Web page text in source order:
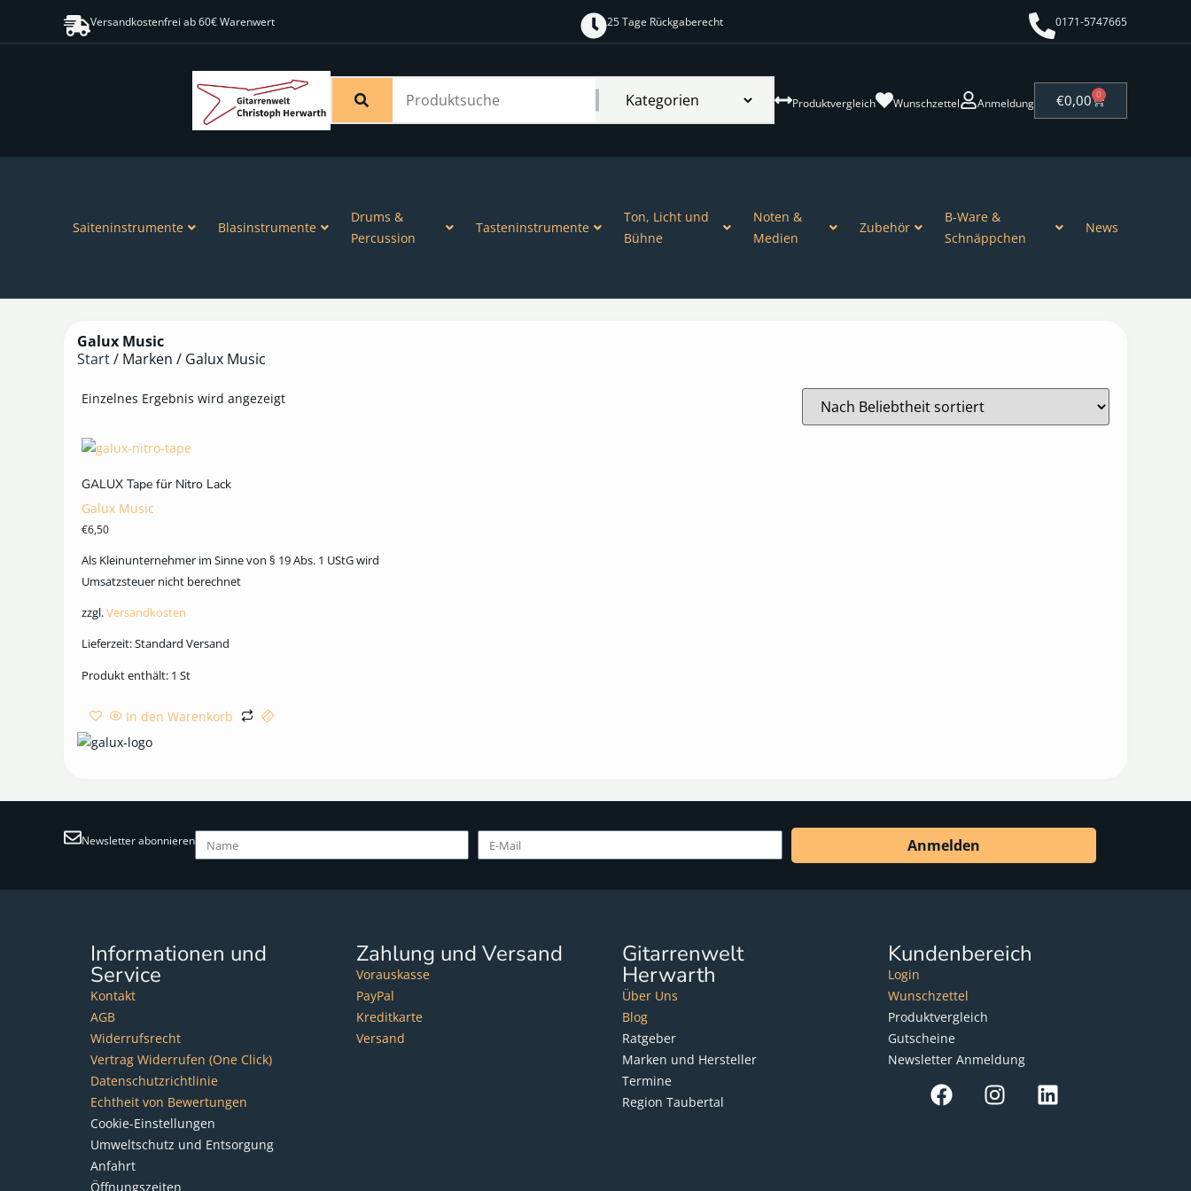
Versandkostenfrei ab 60€ Warenwert 25 Tage Rückgaberecht 0171-5747665
Produktvergleich Wunschzettel Anmeldung €0,00 0
Saiteninstrumente Blasinstrumente
Drums &
Percussion
Tasteninstrumente
Ton, Licht und
Bühne
Noten &
Medien
Zubehör
B-Ware &
Schnäppchen
News
Galux Music
Start/ Marken / Galux Music
Einzelnes Ergebnis wird angezeigt
GALUX Tape für Nitro Lack
Galux Music
€6,50
Als Kleinunternehmer im Sinne von § 19 Abs. 1 UStG wird
Umsatzsteuer nicht berechnet
zzgl.Versandkosten
Lieferzeit:Standard Versand
Produkt enthält: 1 St
In den Warenkorb
Newsletter abonnieren Anmelden
Informationen und
Service
Kontakt
AGB
Widerrufsrecht
Vertrag Widerrufen (One Click)
Datenschutzrichtlinie
Echtheit von Bewertungen
Cookie-Einstellungen
Umweltschutz und Entsorgung
Anfahrt
Öffnungszeiten
Zahlung und Versand
Vorauskasse
PayPal
Kreditkarte
Versand
Gitarrenwelt
Herwarth
Über Uns
Blog
Ratgeber
Marken und Hersteller
Termine
Region Taubertal
Kundenbereich
Login
Wunschzettel
Produktvergleich
Gutscheine
Newsletter Anmeldung